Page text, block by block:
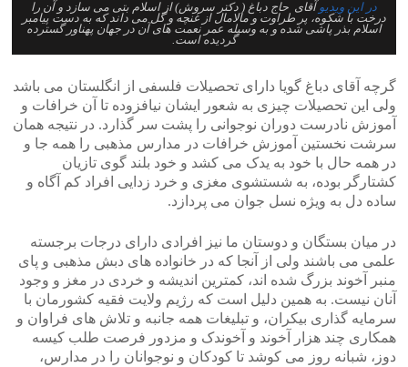
در این ویدیو آقای حاج دباغ ( دکتر سروش) از اسلام بتی می سازد و آن را
درخت با شکوه، پر طراوت و مالامال از غنچه و گل می داند که به دست پیامبر
اسلام بذر پاشی شده و به وسیله عمر نعمت های آن در جهان پهناور گسترده
گردیده است.
گرچه آقای دباغ گویا دارای تحصیلات فلسفی از انگلستان می باشد
ولی این تحصیلات چیزی به شعور ایشان نیافزوده تا آن خرافات و
آموزش نادرست دوران نوجوانی را پشت سر گذارد. در نتیجه همان
سرشت نخستین آموزش خرافات در مدارس مذهبی را همه جا و
در همه حال با خود به یدک می کشد و خود بلند گوی تازیان
کشتارگر بوده، به شستشوی مغزی و خرد زدایی افراد کم آگاه و
ساده دل به ویژه نسل جوان می پردازد.
در میان بستگان و دوستان ما نیز افرادی دارای درجات برجسته
علمی می باشند ولی از آنجا که در خانواده های دبش مذهبی و پای
منبر آخوند بزرگ شده اند، کمترین اندیشه و خردی در مغز و وجود
آنان نیست. به همین دلیل است که رژیم ولایت فقیه کشورمان با
سرمایه گذاری بیکران، و تبلیغات همه جانبه و تلاش های فراوان و
همکاری چند هزار آخوند و آخوندک و مزدور فرصت طلب کیسه
دوز، شبانه روز می کوشد تا کودکان و نوجوانان را در مدارس،